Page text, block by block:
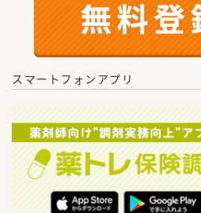
スマートフォンアプリ